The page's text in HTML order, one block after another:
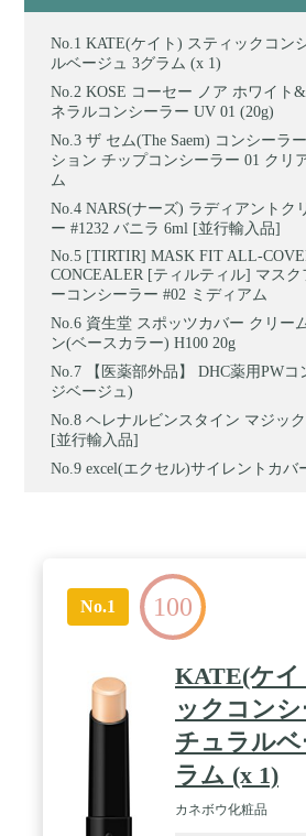
KATE(ケイト) スティックコン
ルベージュ 3グラム (x 1)
KOSE コーセー ノア ホワイト
ネラルコンシーラー UV 01 (20g)
ザ セム(The Saem) コンシーラ
ション チップコンシーラー 01 クリ
ム
NARS(ナーズ) ラディアントク
ー #1232 バニラ 6ml [並行輸入品]
[TIRTIR] MASK FIT ALL-
CONCEALER [ティルティル] マス
ーコンシーラー #02 ミディアム
資生堂 スポッツカバー クリー
ン(ベースカラー) H100 20g
【医薬部外品】 DHC薬用PW
ジベージュ)
ヘレナルビンスタイン マジッ
[並行輸入品]
excel(エクセル)サイレントカバ
No.1 100
KATE(ケイ
ックコン
チュラル
ラム (x 1)
カネボウ化粧品